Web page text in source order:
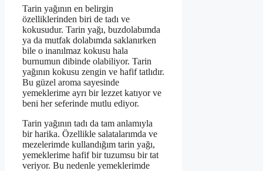
Tarin yağının en belirgin
özelliklerinden biri de tadı ve
kokusudur. Tarin yağı, buzdolabımda
ya da mutfak dolabımda saklanırken
bile o inanılmaz kokusu hala
burnumun dibinde olabiliyor. Tarin
yağının kokusu zengin ve hafif tatlıdır.
Bu güzel aroma sayesinde
yemeklerime ayrı bir lezzet katıyor ve
beni her seferinde mutlu ediyor.
Tarin yağının tadı da tam anlamıyla
bir harika. Özellikle salatalarımda ve
mezelerimde kullandığım tarin yağı,
yemeklerime hafif bir tuzumsu bir tat
veriyor. Bu nedenle yemeklerimde